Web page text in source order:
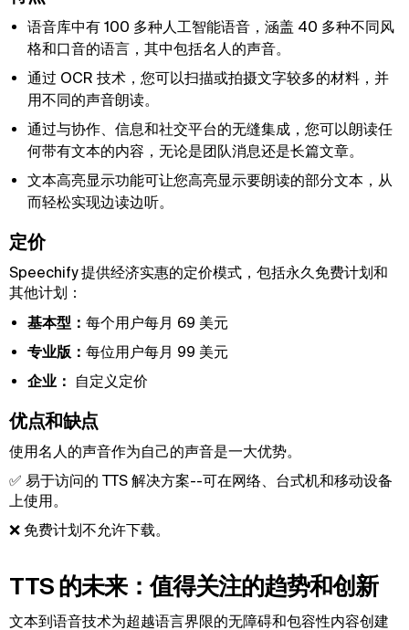
语音库中有 100 多种人工智能语音，涵盖 40 多种不同风
格和口音的语言，其中包括名人的声音。
通过 OCR 技术，您可以扫描或拍摄文字较多的材料，并
用不同的声音朗读。
通过与协作、信息和社交平台的无缝集成，您可以朗读任
何带有文本的内容，无论是团队消息还是长篇文章。
文本高亮显示功能可让您高亮显示要朗读的部分文本，从
而轻松实现边读边听。
定价
Speechify 提供经济实惠的定价模式，包括永久免费计划和
其他计划：
基本型： 每个用户每月 69 美元
专业版： 每位用户每月 99 美元
企业：
自定义定价
优点和缺点
使用名人的声音作为自己的声音是一大优势。
✅ 易于访问的 TTS 解决方案--可在网络、台式机和移动设备
上使用。
❌ 免费计划不允许下载。
TTS 的未来：值得关注的趋势和创新
文本到语音技术为超越语言界限的无障碍和包容性内容创建